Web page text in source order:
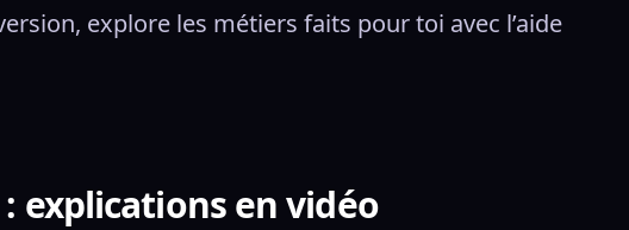
explore les métiers faits pour toi avec l’aide
explications en vidéo